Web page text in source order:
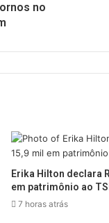
no
Erika Hilton declara
em patrimônio ao
7 horas atrás